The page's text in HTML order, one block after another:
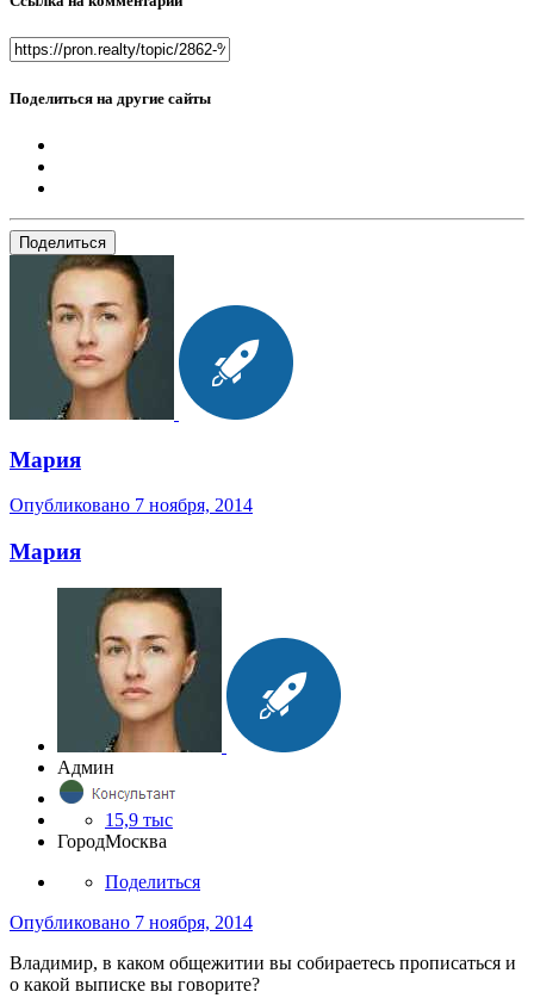
Поделиться на другие сайты
Поделиться
Мария
Опубликовано 7 ноября, 2014
Мария
Админ
15,9 тыс
ГородМосква
Поделиться
Опубликовано 7 ноября, 2014
Владимир, в каком общежитии вы собираетесь прописаться и
о какой выписке вы говорите?